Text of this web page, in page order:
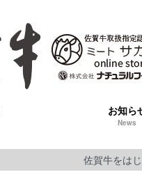
お知ら
News
佐賀牛をは